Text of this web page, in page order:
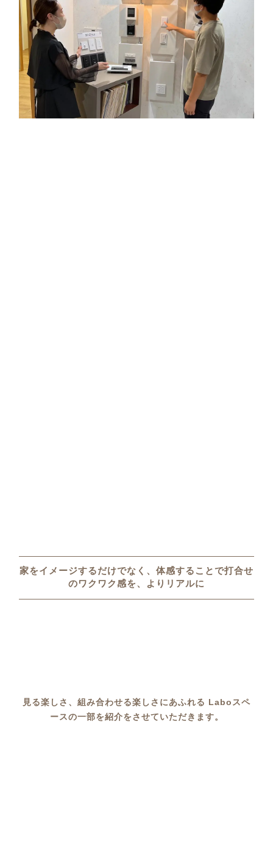
家をイメージするだけでなく、 体感することで打合せ
のワクワク感を、よりリアルに
見る楽しさ、組み合わせる楽しさにあふれる
Laboスペ
ースの一部を紹介をさせていただきます。